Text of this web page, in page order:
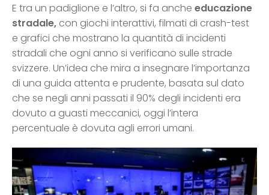
E tra un padiglione e l’altro, si fa anche educazione
stradale, con giochi interattivi, filmati di crash-test
e grafici che mostrano la quantità di incidenti
stradali che ogni anno si verificano sulle strade
svizzere. Un’idea che mira a insegnare l’importanza
di una guida attenta e prudente, basata sul dato
che se negli anni passati il 90% degli incidenti era
dovuto a guasti meccanici, oggi l’intera
percentuale è dovuta agli errori umani.